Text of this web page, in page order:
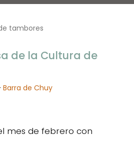
tambores
de la Cultura de
Barra de Chuy
mes de febrero con